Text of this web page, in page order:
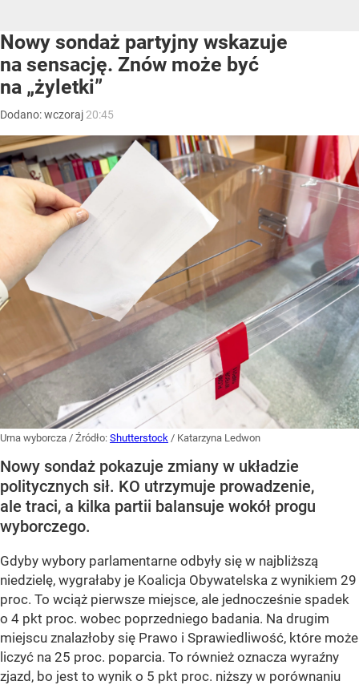
Nowy sondaż partyjny wskazuje
na sensację. Znów może być
na „żyletki”
Dodano:wczoraj 20:45
Urna wyborcza / Źródło: Shutterstock / Katarzyna Ledwon
Nowy sondaż pokazuje zmiany w układzie
politycznych sił. KO utrzymuje prowadzenie,
ale traci, a kilka partii balansuje wokół progu
wyborczego.
Gdyby wybory parlamentarne odbyły się w najbliższą
niedzielę, wygrałaby je Koalicja Obywatelska z wynikiem 29
proc. To wciąż pierwsze miejsce, ale jednocześnie spadek
o 4 pkt proc. wobec poprzedniego badania. Na drugim
miejscu znalazłoby się Prawo i Sprawiedliwość, które może
liczyć na 25 proc. poparcia. To również oznacza wyraźny
zjazd, bo jest to wynik o 5 pkt proc. niższy w porównaniu